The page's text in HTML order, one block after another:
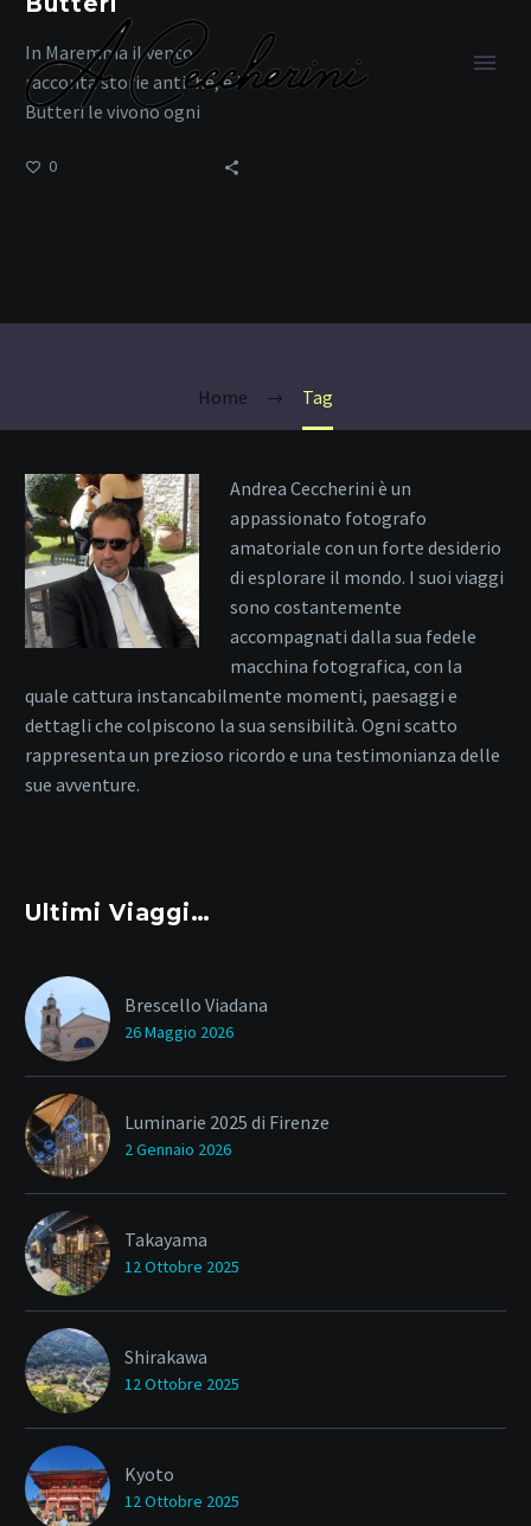
Home Tag
In Maremma il vento
racconta storie antiche, e i
Butteri le vivono ogni
0
Andrea Ceccherini è un
appassionato fotografo
amatoriale con un forte desiderio
di esplorare il mondo. I suoi viaggi
sono costantemente
accompagnati dalla sua fedele
macchina fotografica, con la
quale cattura instancabilmente momenti, paesaggi e
dettagli che colpiscono la sua sensibilità. Ogni scatto
rappresenta un prezioso ricordo e una testimonianza delle
sue avventure.
Ultimi Viaggi…
Brescello Viadana
26 Maggio 2026
Luminarie 2025 di Firenze
2 Gennaio 2026
Takayama
12 Ottobre 2025
Shirakawa
12 Ottobre 2025
Kyoto
12 Ottobre 2025